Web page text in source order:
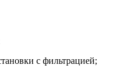
с фильтрацией;